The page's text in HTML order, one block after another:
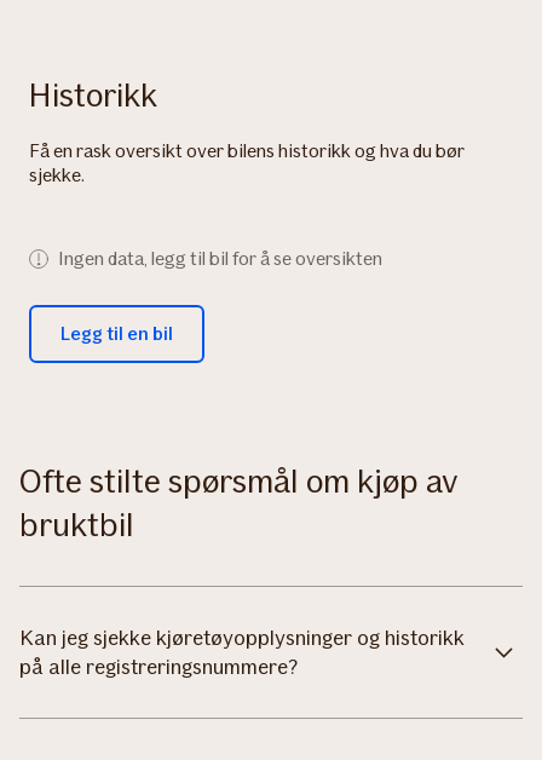
Historikk
Få en rask oversikt over bilens historikk og hva du bør
sjekke.
Ingen data, legg til bil for å se oversikten
Legg til en bil
Ofte stilte spørsmål om kjøp av
bruktbil
Kan jeg sjekke kjøretøyopplysninger og historikk
på alle registreringsnummere?